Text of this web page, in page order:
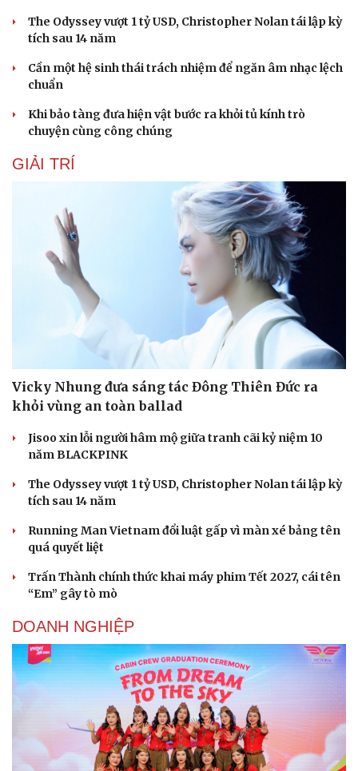
Văn hóa
Văn học
Âm nhạc
Thời trang
The Odyssey vượt 1 tỷ USD, Christopher Nolan tái lập kỳ
tích sau 14 năm
Cần một hệ sinh thái trách nhiệm để ngăn âm nhạc lệch
chuẩn
Khi bảo tàng đưa hiện vật bước ra khỏi tủ kính trò
chuyện cùng công chúng
GIẢI TRÍ
Vicky Nhung đưa sáng tác Đông Thiên Đức ra
khỏi vùng an toàn ballad
Jisoo xin lỗi người hâm mộ giữa tranh cãi kỷ niệm 10
năm BLACKPINK
The Odyssey vượt 1 tỷ USD, Christopher Nolan tái lập kỳ
tích sau 14 năm
Running Man Vietnam đổi luật gấp vì màn xé bảng tên
quá quyết liệt
Trấn Thành chính thức khai máy phim Tết 2027, cái tên
“Em” gây tò mò
DOANH NGHIỆP